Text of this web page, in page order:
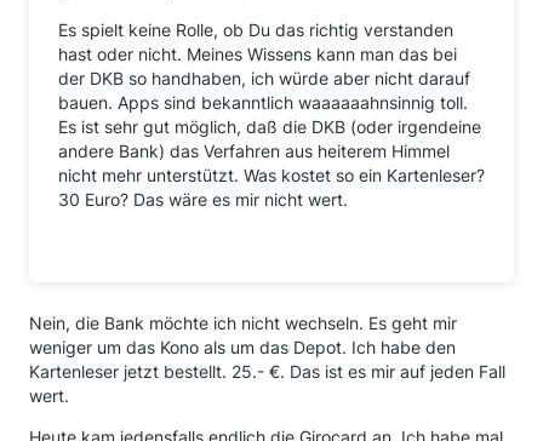
Es spielt keine Rolle, ob Du das richtig verstanden
hast oder nicht. Meines Wissens kann man das bei
der DKB so handhaben, ich würde aber nicht darauf
bauen. Apps sind bekanntlich waaaaaahnsinnig toll.
Es ist sehr gut möglich, daß die DKB (oder irgendeine
andere Bank) das Verfahren aus heiterem Himmel
nicht mehr unterstützt. Was kostet so ein Kartenleser?
30 Euro? Das wäre es mir nicht wert.
Nein, die Bank möchte ich nicht wechseln. Es geht mir
weniger um das Kono als um das Depot. Ich habe den
Kartenleser jetzt bestellt. 25.- €. Das ist es mir auf jeden Fall
wert.
Heute kam jedensfalls endlich die Girocard an. Ich habe mal